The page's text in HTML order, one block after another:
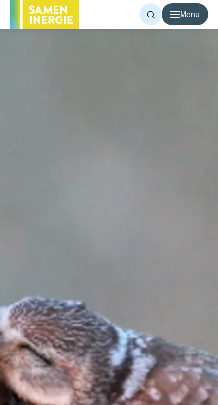
Menu
Samen1Nergie is een initiatief van de gemeenten
Duiven en Westervoort